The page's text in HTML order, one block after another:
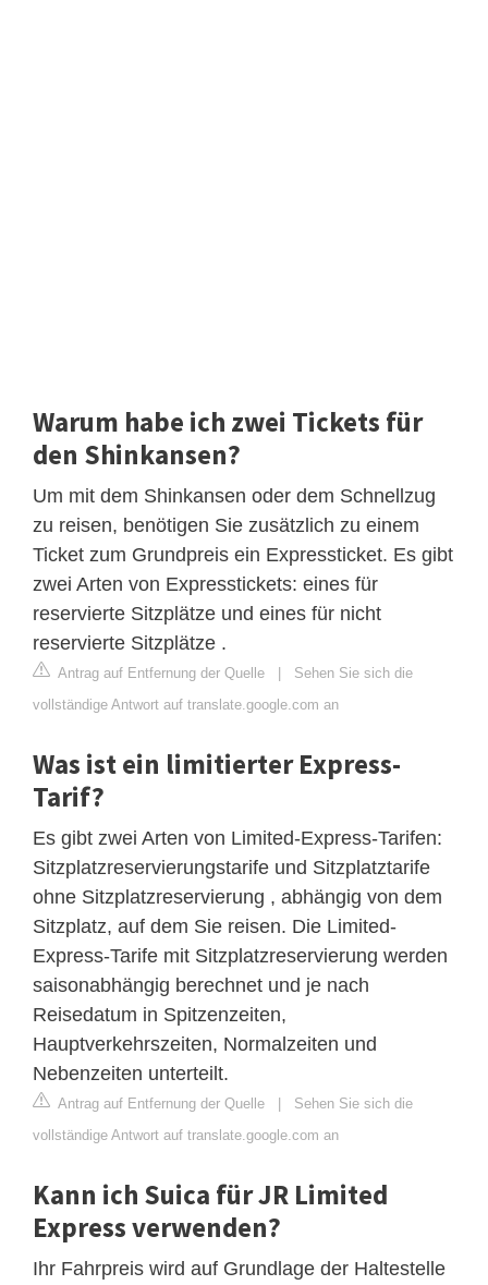
Warum habe ich zwei Tickets für
den Shinkansen?
Um mit dem Shinkansen oder dem Schnellzug
zu reisen, benötigen Sie zusätzlich zu einem
Ticket zum Grundpreis ein Expressticket. Es gibt
zwei Arten von Expresstickets: eines für
reservierte Sitzplätze und eines für nicht
reservierte Sitzplätze .
Antrag auf Entfernung der Quelle | Sehen Sie sich die
vollständige Antwort auf translate.google.com an
Was ist ein limitierter Express-
Tarif?
Es gibt zwei Arten von Limited-Express-Tarifen:
Sitzplatzreservierungstarife und Sitzplatztarife
ohne Sitzplatzreservierung , abhängig von dem
Sitzplatz, auf dem Sie reisen. Die Limited-
Express-Tarife mit Sitzplatzreservierung werden
saisonabhängig berechnet und je nach
Reisedatum in Spitzenzeiten,
Hauptverkehrszeiten, Normalzeiten und
Nebenzeiten unterteilt.
Antrag auf Entfernung der Quelle | Sehen Sie sich die
vollständige Antwort auf translate.google.com an
Kann ich Suica für JR Limited
Express verwenden?
Ihr Fahrpreis wird auf Grundlage der Haltestelle